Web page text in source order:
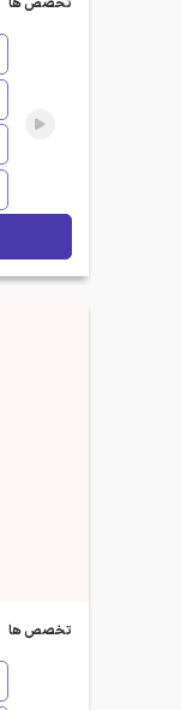
تخصص ها
تخصص ها